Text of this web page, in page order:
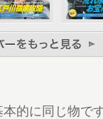
加─
の道
的に同じ物で